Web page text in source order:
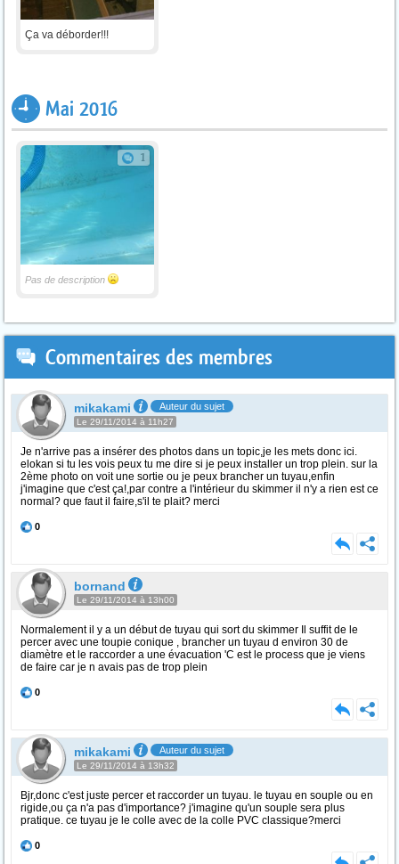
Ça va déborder!!!
Mai 2016
1
Pas de description
Commentaires des membres
mikakami Auteur du sujet
Le 29/11/2014 à 11h27
Je n'arrive pas a insérer des photos dans un topic,je les mets donc ici.
elokan si tu les vois peux tu me dire si je peux installer un trop plein. sur la
2ème photo on voit une sortie ou je peux brancher un tuyau,enfin
j'imagine que c'est ça!,par contre a l'intérieur du skimmer il n'y a rien est ce
normal? que faut il faire,s'il te plait? merci
0
bornand
Le 29/11/2014 à 13h00
Normalement il y a un début de tuyau qui sort du skimmer Il suffit de le
percer avec une toupie conique , brancher un tuyau d environ 30 de
diamètre et le raccorder a une évacuation 'C est le process que je viens
de faire car je n avais pas de trop plein
0
mikakami Auteur du sujet
Le 29/11/2014 à 13h32
Bjr,donc c'est juste percer et raccorder un tuyau. le tuyau en souple ou en
rigide,ou ça n'a pas d'importance? j'imagine qu'un souple sera plus
pratique. ce tuyau je le colle avec de la colle PVC classique?merci
0